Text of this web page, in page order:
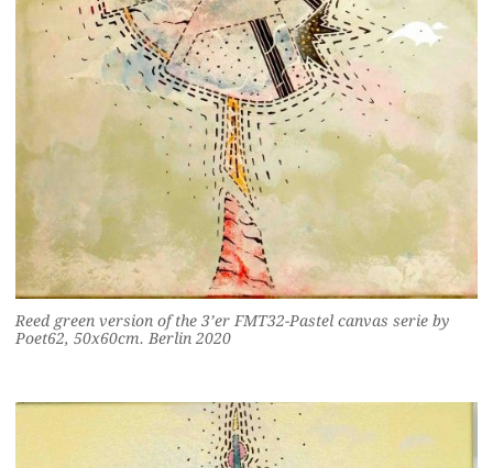
Reed green version of the 3’er FMT32-Pastel canvas serie by
Poet62, 50x60cm. Berlin 2020